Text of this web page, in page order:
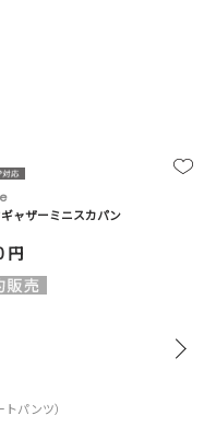
ャザーミニスカパン
円
パンツ）